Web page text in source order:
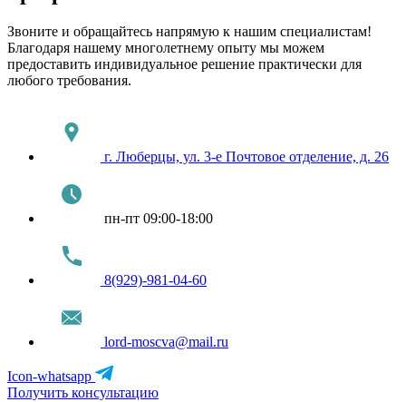
Звоните и обращайтесь напрямую к нашим специалистам!
Благодаря нашему многолетнему опыту мы можем
предоставить индивидуальное решение практически для
любого требования.
г. Люберцы, ул. 3-е Почтовое отделение, д. 26
пн-пт 09:00-18:00
8(929)-981-04-60
lord-moscva@mail.ru
Icon-whatsapp
Получить консультацию